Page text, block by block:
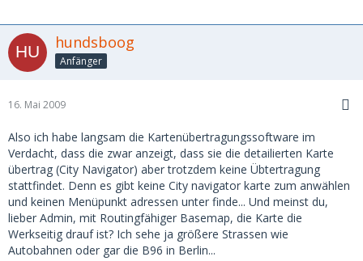
hundsboog
Anfänger
16. Mai 2009
Also ich habe langsam die Kartenübertragungssoftware im
Verdacht, dass die zwar anzeigt, dass sie die detailierten Karte
übertrag (City Navigator) aber trotzdem keine Übtertragung
stattfindet. Denn es gibt keine City navigator karte zum anwählen
und keinen Menüpunkt adressen unter finde... Und meinst du,
lieber Admin, mit Routingfähiger Basemap, die Karte die
Werkseitig drauf ist? Ich sehe ja größere Strassen wie
Autobahnen oder gar die B96 in Berlin...